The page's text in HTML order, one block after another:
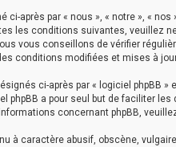
ci-après par « nous », « notre », «
les conditions suivantes, veuillez
vous conseillons de vérifier
conditions modifiées et mises à
ci-après par « logiciel phpBB
phpBB a pour seul but de faciliter
concernant phpBB,
à caractère abusif, obscène,